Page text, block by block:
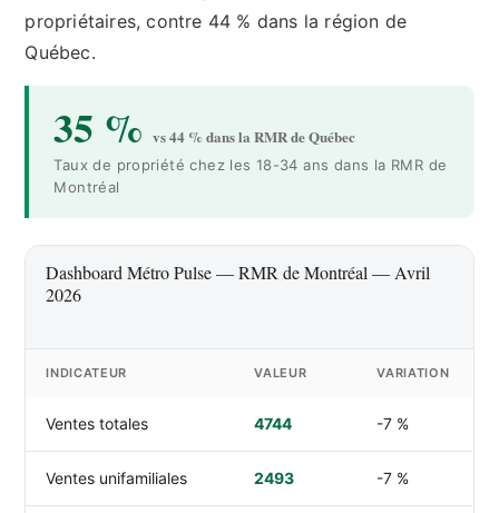
propriétaires, contre 44 % dans la région de
Québec.
35 % vs 44 % dans la RMR de Québec
Taux de propriété chez les 18-34 ans dans la RMR de
Montréal
Dashboard Métro Pulse — RMR de Montréal — Avril
2026
INDICATEUR VALEUR VARIATION
Ventes totales 4744 -7 %
Ventes unifamiliales 2493 -7 %